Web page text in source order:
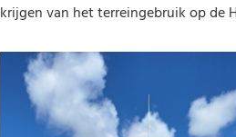
krijgen van het terreingebruik op de